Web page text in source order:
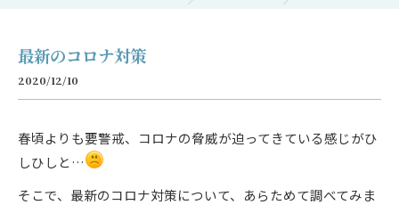
最新のコロナ対策
2020/12/10
春頃よりも要警戒、コロナの脅威が迫ってきている感じがひ
しひしと…
そこで、最新のコロナ対策について、あらためて調べてみま